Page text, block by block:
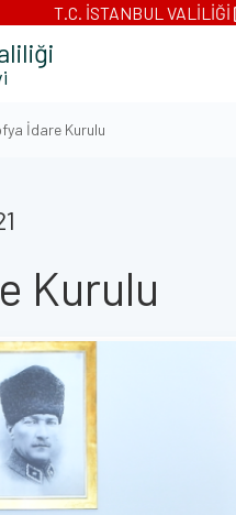
T.C. İSTANBUL VALILIĞI
İdare Kurulu
Kurulu